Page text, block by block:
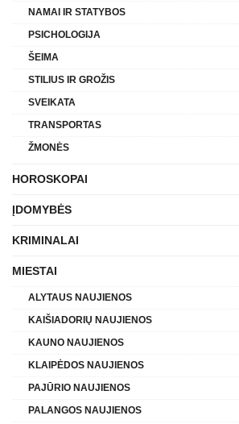
NAMAI IR STATYBOS
PSICHOLOGIJA
ŠEIMA
STILIUS IR GROŽIS
SVEIKATA
TRANSPORTAS
ŽMONĖS
HOROSKOPAI
ĮDOMYBĖS
KRIMINALAI
MIESTAI
ALYTAUS NAUJIENOS
KAIŠIADORIŲ NAUJIENOS
KAUNO NAUJIENOS
KLAIPĖDOS NAUJIENOS
PAJŪRIO NAUJIENOS
PALANGOS NAUJIENOS